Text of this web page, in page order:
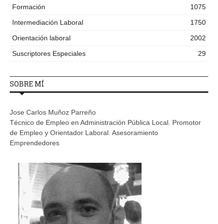
Formación
1075
Intermediación Laboral
1750
Orientación laboral
2002
Suscriptores Especiales
29
SOBRE MÍ
Jose Carlos Muñoz Parreño
Técnico de Empleo en Administración Pública Local. Promotor
de Empleo y Orientador Laboral. Asesoramiento
Emprendedores